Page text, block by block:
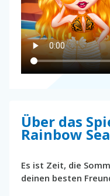
Über das
Rainbow
Es ist Zeit, die
deinen besten